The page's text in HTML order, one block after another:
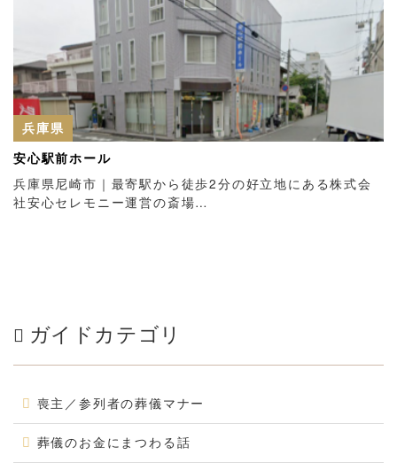
兵庫県
安心駅前ホール
兵庫県尼崎市｜最寄駅から徒歩2分の好立地にある株式会
社安心セレモニー運営の斎場…
ガイドカテゴリ
喪主／参列者の葬儀マナー
葬儀のお金にまつわる話